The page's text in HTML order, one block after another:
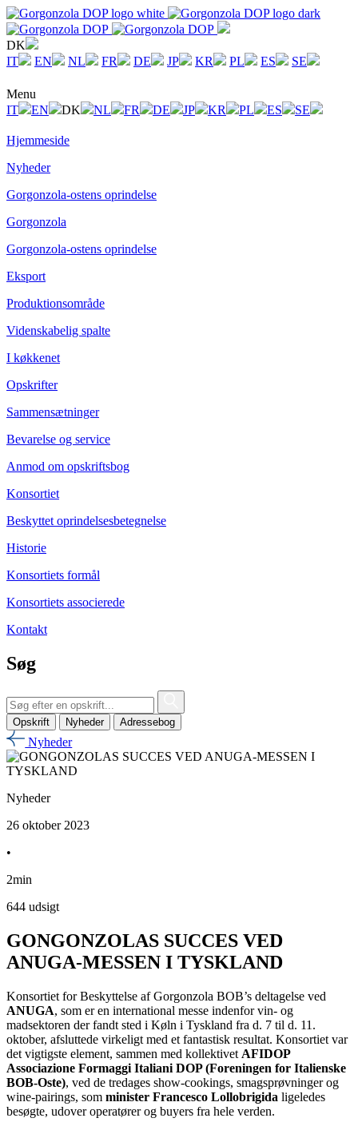
DK
IT
EN NL FR DE JP KR PL ES SE
Menu
IT
EN DK NL FR DE JP KR PL ES SE
Hjemmeside
Nyheder
Gorgonzola-ostens oprindelse
Gorgonzola
Gorgonzola-ostens oprindelse
Eksport
Produktionsområde
Videnskabelig spalte
I køkkenet
Opskrifter
Sammensætninger
Bevarelse og service
Anmod om opskriftsbog
Konsortiet
Beskyttet oprindelsesbetegnelse
Historie
Konsortiets formål
Konsortiets associerede
Kontakt
Søg
Opskrift Nyheder Adressebog
Nyheder
Nyheder
26 oktober 2023
•
2min
644 udsigt
GONGONZOLAS SUCCES VED
ANUGA-MESSEN I TYSKLAND
Konsortiet for Beskyttelse af Gorgonzola BOB’s deltagelse ved
ANUGA, som er en international messe indenfor vin- og
madsektoren der fandt sted i Køln i Tyskland fra d. 7 til d. 11.
oktober, afsluttede virkeligt med et fantastisk resultat. Konsortiet var
det vigtigste element, sammen med kollektivet AFIDOP
Associazione Formaggi Italiani DOP (Foreningen for Italienske
BOB-Oste), ved de tredages show-cookings, smagsprøvninger og
wine-pairings, som minister Francesco Lollobrigida ligeledes
besøgte, udover operatører og buyers fra hele verden.